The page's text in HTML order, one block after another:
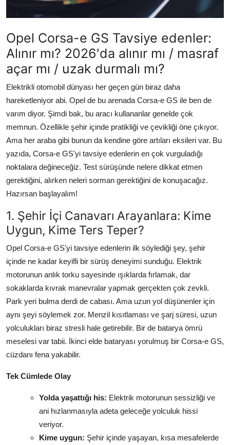
Opel Corsa-e GS Tavsiye edenler:
Alınır mı? 2026'da alınır mı / masraf
açar mı / uzak durmalı mı?
Elektrikli otomobil dünyası her geçen gün biraz daha
hareketleniyor abi. Opel de bu arenada Corsa-e GS ile ben de
varım diyor. Şimdi bak, bu aracı kullananlar genelde çok
memnun. Özellikle şehir içinde pratikliği ve çevikliği öne çıkıyor.
Ama her araba gibi bunun da kendine göre artıları eksileri var. Bu
yazıda, Corsa-e GS'yi tavsiye edenlerin en çok vurguladığı
noktalara değineceğiz. Test sürüşünde nelere dikkat etmen
gerektiğini, alırken neleri sorman gerektiğini de konuşacağız.
Hazırsan başlayalım!
1. Şehir İçi Canavarı Arayanlara: Kime
Uygun, Kime Ters Teper?
Opel Corsa-e GS'yi tavsiye edenlerin ilk söylediği şey, şehir
içinde ne kadar keyifli bir sürüş deneyimi sunduğu. Elektrik
motorunun anlık torku sayesinde ışıklarda fırlamak, dar
sokaklarda kıvrak manevralar yapmak gerçekten çok zevkli.
Park yeri bulma derdi de cabası. Ama uzun yol düşünenler için
aynı şeyi söylemek zor. Menzil kısıtlaması ve şarj süresi, uzun
yolculukları biraz stresli hale getirebilir. Bir de batarya ömrü
meselesi var tabii. İkinci elde bataryası yorulmuş bir Corsa-e GS,
cüzdanı fena yakabilir.
Tek Cümlede Olay
Yolda yaşattığı his: Elektrik motorunun sessizliği ve
ani hızlanmasıyla adeta geleceğe yolculuk hissi
veriyor.
Kime uygun: Şehir içinde yaşayan, kısa mesafelerde